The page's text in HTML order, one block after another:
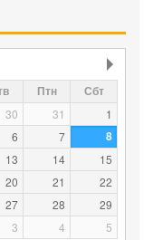
Птн Сбт
30 31
1
6 7 8
13 14
15
20 21
22
27 28
29
3 4 5